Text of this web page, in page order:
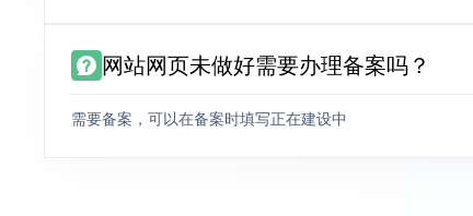
网站网页未做好需要办理备案吗？
需要备案，可以在备案时填写正在建设中